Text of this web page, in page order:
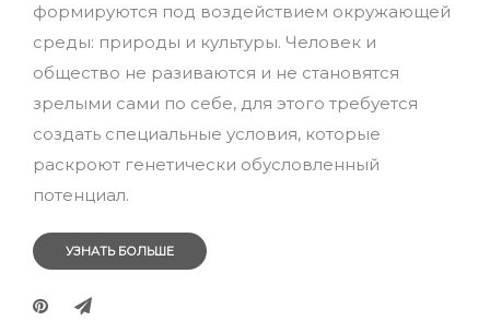
формируются под воздействием окружающей
среды: природы и культуры. Человек и
общество не разиваются и не становятся
зрелыми сами по себе, для этого требуется
создать специальные условия, которые
раскроют генетически обусловленный
потенциал.
УЗНАТЬ БОЛЬШЕ